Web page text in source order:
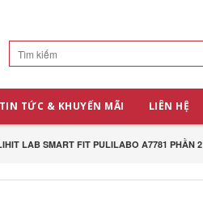
TIN TỨC & KHUYẾN MÃI LIÊN HỆ
LAB SMART FIT PULILABO A7781 PHẦN 2